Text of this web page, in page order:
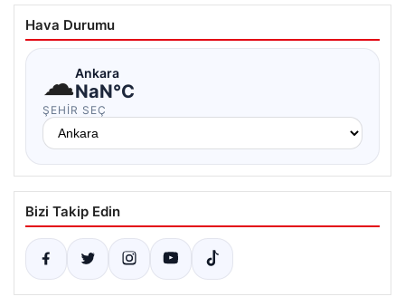
Hava Durumu
☁Ankara
NaN°C
ŞEHIR SEÇ
Bizi Takip Edin